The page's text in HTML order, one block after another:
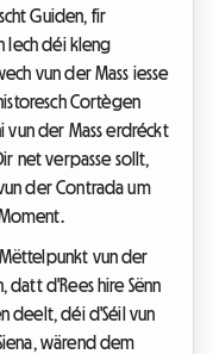
Guiden, fir
Iech déi kleng
vun der Mass iesse
Cortègen
der Mass erdréckt
net verpasse sollt,
der Contrada um
vun der
datt d'Rees hire Sënn
deelt, déi d'Séil vun
wärend dem